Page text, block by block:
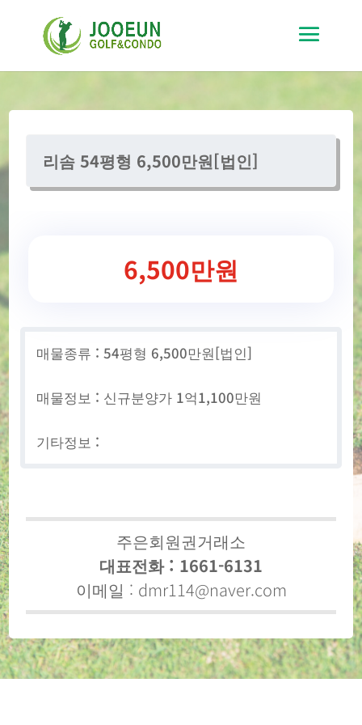
리솜 54평형 6,500만원[법인]
6,500만원
매물종류 : 54평형 6,500만원[법인]
매물정보 : 신규분양가 1억1,100만원
기타정보 :
주은회원권거래소
대표전화 : 1661-6131
이메일 : dmr114@naver.com